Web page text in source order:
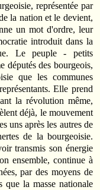
représentée par
la nation et le devient,
un mot d'ordre, leur
introduit dans la
Le peuple - petits
députés des bourgeois,
que les communes
Elle prend
la révolution même,
déjà, le mouvement
uns après les autres de
de la bourgeoisie.
transmis son énergie
ensemble, continue à
par des moyens de
la masse nationale